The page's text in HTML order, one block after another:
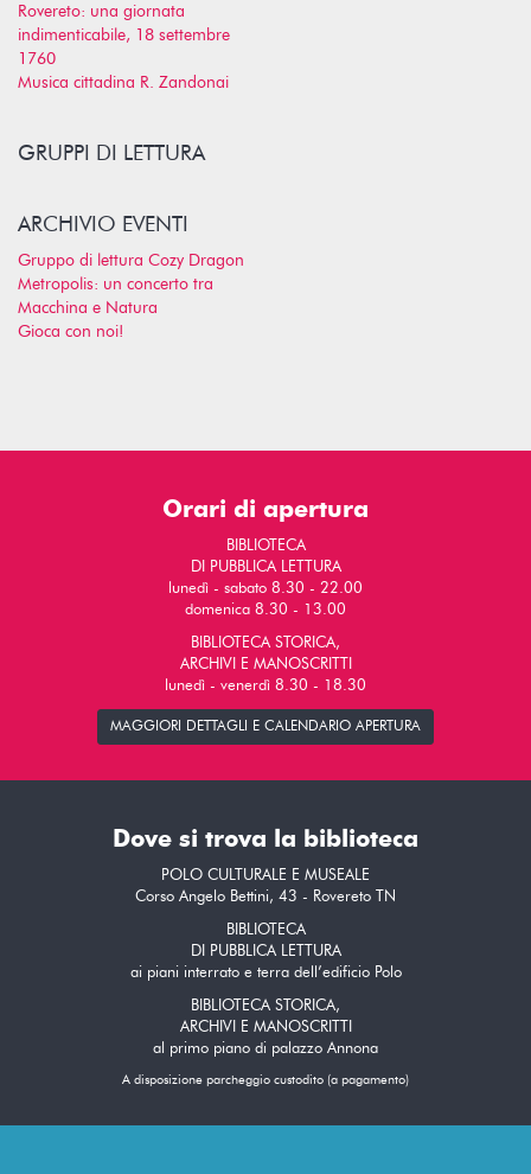
Rovereto: una giornata
indimenticabile, 18 settembre
1760
Musica cittadina R. Zandonai
GRUPPI DI LETTURA
ARCHIVIO EVENTI
Gruppo di lettura Cozy Dragon
Metropolis: un concerto tra
Macchina e Natura
Gioca con noi!
Orari di apertura
BIBLIOTECA
DI PUBBLICA LETTURA
lunedì - sabato 8.30 - 22.00
domenica 8.30 - 13.00
BIBLIOTECA STORICA,
ARCHIVI E MANOSCRITTI
lunedì - venerdì 8.30 - 18.30
MAGGIORI DETTAGLI E CALENDARIO APERTURA
Dove si trova la biblioteca
POLO CULTURALE E MUSEALE
Corso Angelo Bettini, 43 - Rovereto TN
BIBLIOTECA
DI PUBBLICA LETTURA
ai piani interrato e terra dell’edificio Polo
BIBLIOTECA STORICA,
ARCHIVI E MANOSCRITTI
al primo piano di palazzo Annona
A disposizione parcheggio custodito (a pagamento)